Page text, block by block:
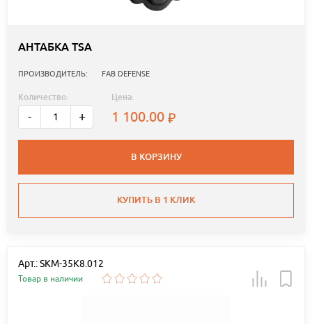
АНТАБКА TSA
ПРОИЗВОДИТЕЛЬ: FAB DEFENSE
Количество:
- +
Цена:
1 100.00
В КОРЗИНУ
КУПИТЬ В 1 КЛИК
Арт.: SKM-35K8.012
Товар в наличии